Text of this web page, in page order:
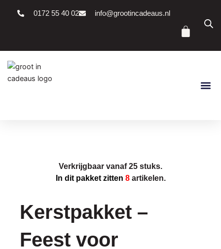
0172 55 40 02 info@grootincadeaus.nl
Kerstpakket –
Feest voor
Verkrijgbaar vanaf 25 stuks.
In dit pakket zitten 8 artikelen.